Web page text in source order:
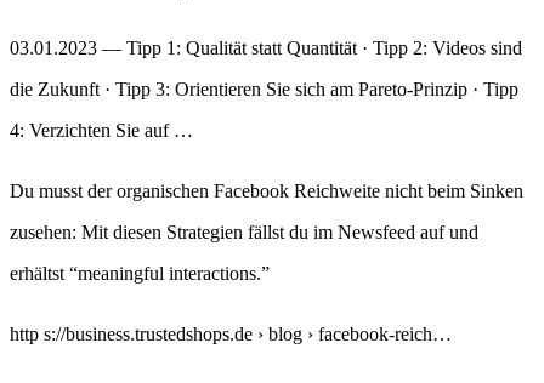
03.01.2023 — Tipp 1: Qualität statt Quantität · Tipp 2: Videos sind
die Zukunft · Tipp 3: Orientieren Sie sich am Pareto-Prinzip · Tipp
4: Verzichten Sie auf …
Du musst der organischen Facebook Reichweite nicht beim Sinken
zusehen: Mit diesen Strategien fällst du im Newsfeed auf und
erhältst “meaningful interactions.”
http s://business.trustedshops.de › blog › facebook-reich…